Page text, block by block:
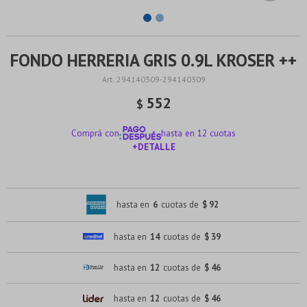
FONDO HERRERIA GRIS 0.9L KROSER ++
294140309-294140309
$ 552
Comprá con
hasta en 12 cuotas
+DETALLE
hasta en 6 cuotas de $ 92
hasta en 14 cuotas de $ 39
hasta en 12 cuotas de $ 46
hasta en 12 cuotas de $ 46